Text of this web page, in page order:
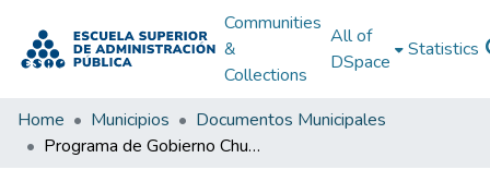
Communities
&
Collections
All of
DSpace
Statistics
Home Municipios
Documentos Municipales
Programa de Gobierno Chucurí Santander 2008 - 2011: PG Chucurí Santander 2008 - 2011